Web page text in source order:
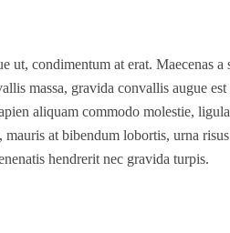
condimentum at erat. Maecenas a
massa, gravida convallis augue est
aliquam commodo molestie,
at bibendum lobortis, urna
hendrerit nec gravida turpis.